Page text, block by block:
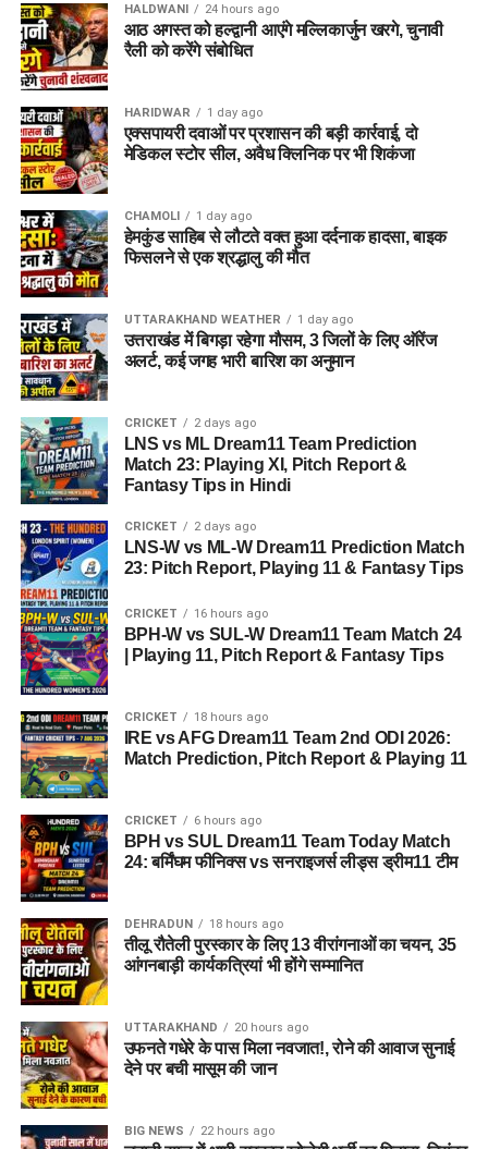
लोगों ने प्रशासन से सड़क की स्थिति का जल्द निरीक्षण कर आवश्यक
मरम्मत कार्य शुरू कराने की अपील की है, ताकि आम जनता को सुरक्षित और
सुगम आवागमन की सुविधा मिल सके।
FAQ’S
प्रश्न 1: डोबरा-चांटी मोटर मार्ग कहाँ स्थित है?
उत्तर: डोबरा-चांटी मोटर मार्गउत्तराखंड के टिहरी गढ़वाल जिले के
प्रतापनगर क्षेत्र में स्थित है। यह कई गांवों को जोड़ने वाला एक महत्वपूर्ण
संपर्क मार्ग है।
प्रश्न 3: डोबरा-चांटी मोटर मार्गकी खराब
स्थिति से लोगों को क्या परेशानियां हो रही हैं?
उत्तर:वाहन चालकों और राहगीरों को गड्ढों, उखड़ी हुई सड़क और
जलभराव के कारण रोजाना परेशानी का सामना करना पड़ रहा है। विशेषकर
दोपहिया वाहन चालकों के लिए यह मार्ग अधिक जोखिमभरा बन गया है।
प्रश्न 4: डोबरा-चांटी मार्ग
क्या मांग है?
उत्तर:क्षेत्रवासियों ने लोक निर्माण विभाग (PWD) और प्रशासन से डोबरा-
चांटी मोटर मार्ग की जल्द से जल्द मरम्मत कराने की मांग की है, ताकि लोगों
को सुरक्षित और सुगम आवागमन मिल सके।
प्रश्न 5: डोबरा-चांटी मार्ग की मरम्मत क्यों
जरूरी है?
उत्तर:यह मार्ग प्रतिदिन सैकड़ों लोगों की आवाजाही का मुख्य रास्ता है।
समय पर मरम्मत होने से दुर्घटनाओं की आशंका कम होगी और स्थानीय लोगों
को सुरक्षित एवं बेहतर यातायात सुविधा मिल सकेगी।
READ MORE
केतन हत्याकांड में आया बड़ा मोड़, मृतक और उसके दोस्त खिलाफ दुष्कर्म व
पॉक्सो एक्ट के तहत मुकदमा दर्ज
HALDWANI 24 hours ago
आठ अगस्त को हल्द्वानी आएंगे मल्लिकार्जुन खरगे, चुनावी
रैली को करेंगे संबोधित
HARIDWAR 1 day ago
एक्सपायरी दवाओं पर प्रशासन की बड़ी कार्रवाई, दो
मेडिकल स्टोर सील, अवैध क्लिनिक पर भी शिकंजा
CHAMOLI 1 day ago
हेमकुंड साहिब से लौटते वक्त हुआ दर्दनाक हादसा, बाइक
फिसलने से एक श्रद्धालु की मौत
UTTARAKHAND WEATHER 1 day ago
उत्तराखंड में बिगड़ा रहेगा मौसम, 3 जिलों के लिए ऑरेंज
अलर्ट, कई जगह भारी बारिश का अनुमान
CRICKET 2 days ago
LNS vs ML Dream11 Team Prediction
Match 23: Playing XI, Pitch Report &
Fantasy Tips in Hindi
CRICKET 2 days ago
LNS-W vs ML-W Dream11 Prediction Match
23: Pitch Report, Playing 11 & Fantasy Tips
CRICKET 16 hours ago
BPH-W vs SUL-W Dream11 Team Match 24
| Playing 11, Pitch Report & Fantasy Tips
CRICKET 18 hours ago
IRE vs AFG Dream11 Team 2nd ODI 2026:
Match Prediction, Pitch Report & Playing 11
CRICKET 6 hours ago
BPH vs SUL Dream11 Team Today Match
24: बर्मिंघम फीनिक्स vs सनराइजर्स लीड्स ड्रीम11 टीम
DEHRADUN 18 hours ago
तीलू रौतेली पुरस्कार के लिए 13 वीरांगनाओं का चयन, 35
आंगनबाड़ी कार्यकत्रियां भी होंगे सम्मानित
UTTARAKHAND 20 hours ago
उफनते गधेरे के पास मिला नवजात!, रोने की आवाज सुनाई
देने पर बची मासूम की जान
BIG NEWS 22 hours ago